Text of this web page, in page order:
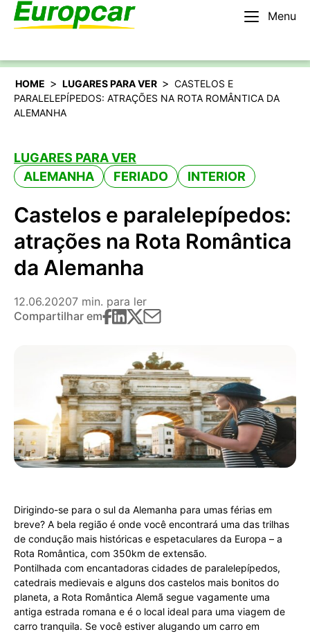
Menu
Português
HOME > LUGARES PARA VER > CASTELOS E
PARALELEPÍPEDOS: ATRAÇÕES NA ROTA ROMÂNTICA DA
ALEMANHA
LUGARES PARA VER
ALEMANHA
FERIADO INTERIOR
Castelos e paralelepípedos:
atrações na Rota Romântica
da Alemanha
12.06.20207 min. para ler
Compartilhar em
Dirigindo-se para o sul da Alemanha para umas férias em
breve? A bela região é onde você encontrará uma das trilhas
de condução mais históricas e espetaculares da Europa – a
Rota Romântica, com 350km de extensão.
Pontilhada com encantadoras cidades de paralelepípedos,
catedrais medievais e alguns dos castelos mais bonitos do
planeta, a Rota Romântica Alemã segue vagamente uma
antiga estrada romana e é o local ideal para uma viagem de
carro tranquila. Se você estiver alugando um carro em